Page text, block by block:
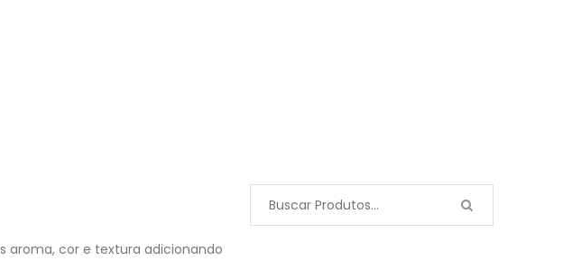
aroma, cor e textura adicionando